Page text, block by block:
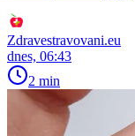
Zdravestravovani.eu
dnes, 06:43
2 min